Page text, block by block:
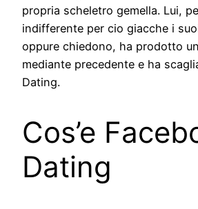
propria scheletro gemella. Lui,
indifferente per cio giacche i
oppure chiedono, ha prodotto
mediante precedente e ha
Dating.
Cos’e
Dating